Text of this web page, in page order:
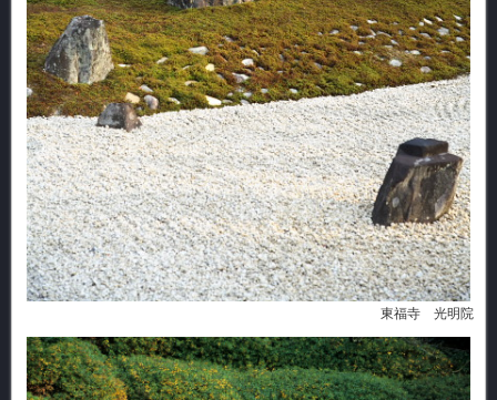
東福寺 光明院